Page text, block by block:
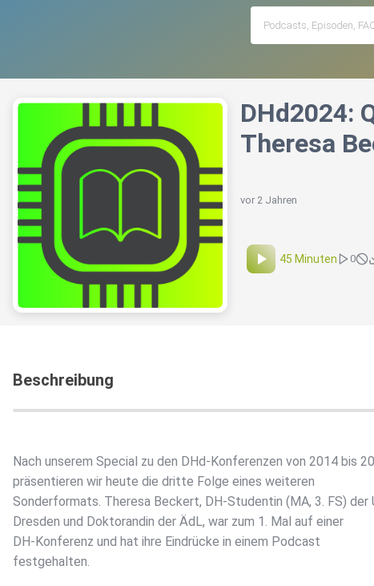
DHd2024:
Theresa
vor 2 Jahren
45 Minuten 0
Beschreibung
Nach unserem Special zu den DHd-Konferenzen von 2014 bis
präsentieren wir heute die dritte Folge eines weiteren
Sonderformats. Theresa Beckert, DH-Studentin (MA, 3. FS) der
Dresden und Doktorandin der ÄdL, war zum 1. Mal auf einer
DH-Konferenz und hat ihre Eindrücke in einem Podcast
festgehalten.